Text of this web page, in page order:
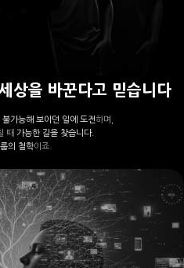
상을 바꾼다고 믿습니다
불가능해 보이던 일에 도전하며,
때 가능한 길을 찾습니다.
의 철학이죠.